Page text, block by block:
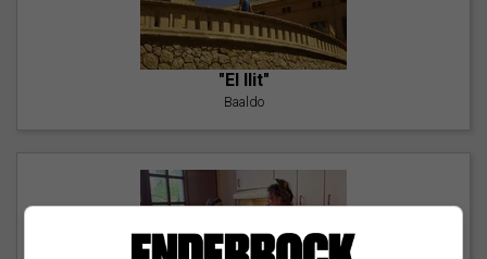
"El llit"
Baaldo